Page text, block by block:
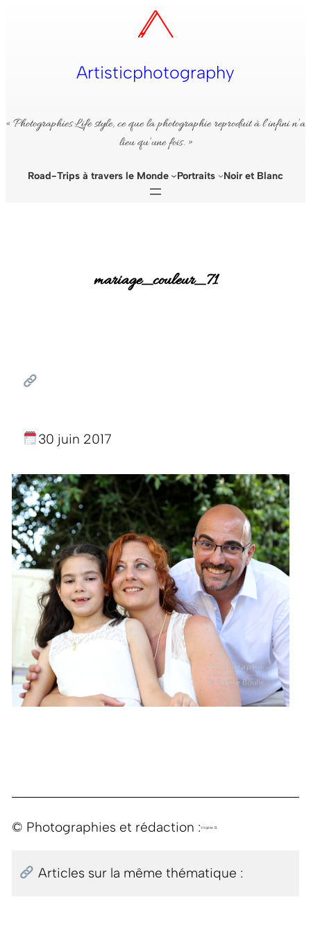
Artisticphotography
« Photographies Life style, ce que la photographie reproduit à l’infini n’a
lieu qu’une fois. »
Road-Trips à travers le Monde Portraits Noir et Blanc
mariage_couleur_71
30 juin 2017
© Photographies et rédaction :Virginie B.
Articles sur la même thématique :